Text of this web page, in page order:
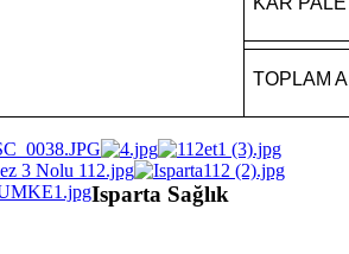
TOPLAM
Isparta Sağlık